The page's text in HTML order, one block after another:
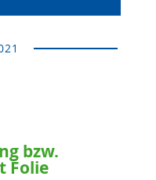
bzw.
Folie